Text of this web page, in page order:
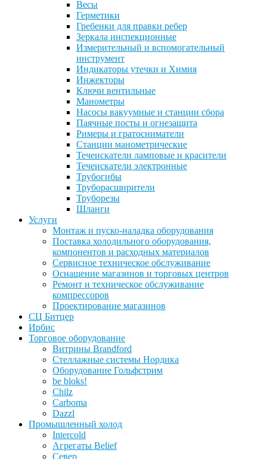
Весы
Герметики
Гребенки для правки ребер
Зеркала инспекционные
Измерительный и вспомогательный
инструмент
Индикаторы утечки и Химия
Инжекторы
Ключи вентильные
Манометры
Насосы вакуумные и станции сбора
Паячные посты и огнезащита
Римеры и гратосниматели
Станции манометрические
Течеискатели ламповые и красители
Течеискатели электронные
Трубогибы
Труборасширители
Труборезы
Шланги
Услуги
Монтаж и пуско-наладка оборудования
Поставка холодильного оборудования,
компонентов и расходных материалов
Сервисное техническое обслуживание
Оснащение магазинов и торговых центров
Ремонт и техническое обслуживание
компрессоров
Проектирование магазинов
СЦ Битцер
Ирбис
Торговое оборудование
Витрины Brandford
Стеллажные системы Нордика
Оборудование Гольфстрим
be bloks!
Chilz
Carboma
Dazzl
Промышленный холод
Intercold
Агрегаты Belief
Север